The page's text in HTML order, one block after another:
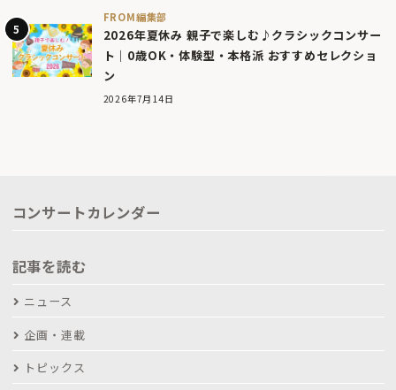
FROM編集部
2026年夏休み 親子で楽しむ♪クラシックコンサー
ト｜0歳OK・体験型・本格派 おすすめセレクショ
ン
2026年7月14日
コンサートカレンダー
記事を読む
ニュース
企画・連載
トピックス